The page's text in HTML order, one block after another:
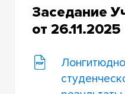
Заседание
от 26.11.2025